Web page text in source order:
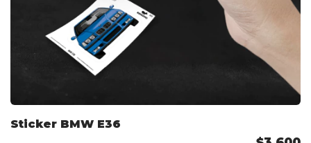
Sticker BMW E36